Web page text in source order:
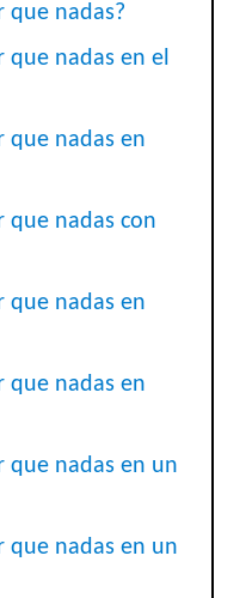
que nadas?
que nadas en el
que nadas en
que nadas con
que nadas en
que nadas en
que nadas en un
que nadas en un